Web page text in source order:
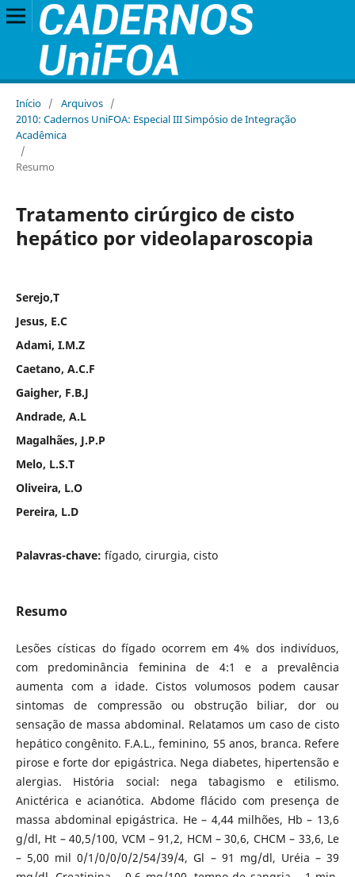
Início / Arquivos /
2010: Cadernos UniFOA: Especial III Simpósio de Integração
Acadêmica
/
Resumo
Tratamento cirúrgico de cisto
hepático por videolaparoscopia
Serejo,T
Jesus, E.C
Adami, I.M.Z
Caetano, A.C.F
Gaigher, F.B.J
Andrade, A.L
Magalhães, J.P.P
Melo, L.S.T
Oliveira, L.O
Pereira, L.D
Palavras-chave: fígado, cirurgia, cisto
Resumo
Lesões císticas do fígado ocorrem em 4% dos indivíduos,
com predominância feminina de 4:1 e a prevalência
aumenta com a idade. Cistos volumosos podem causar
sintomas de compressão ou obstrução biliar, dor ou
sensação de massa abdominal. Relatamos um caso de cisto
hepático congênito. F.A.L., feminino, 55 anos, branca. Refere
pirose e forte dor epigástrica. Nega diabetes, hipertensão e
alergias. História social: nega tabagismo e etilismo.
Anictérica e acianótica. Abdome flácido com presença de
massa abdominal epigástrica. He – 4,44 milhões, Hb – 13,6
g/dl, Ht – 40,5/100, VCM – 91,2, HCM – 30,6, CHCM – 33,6, Le
– 5,00 mil 0/1/0/0/0/2/54/39/4, Gl – 91 mg/dl, Uréia – 39